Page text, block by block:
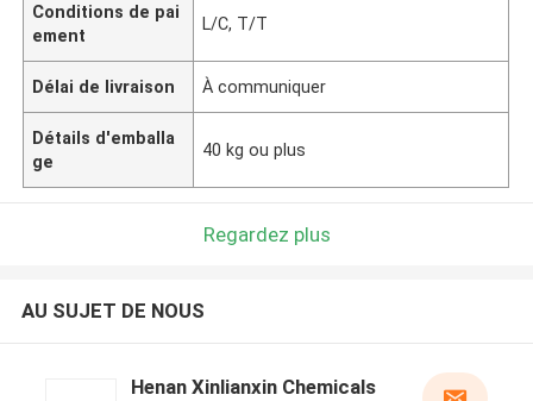
Conditions de pai
ement
L/C, T/T
Délai de livraison À communiquer
Détails d'emballa
ge
40 kg ou plus
Regardez plus
AU SUJET DE NOUS
Henan Xinlianxin Chemicals